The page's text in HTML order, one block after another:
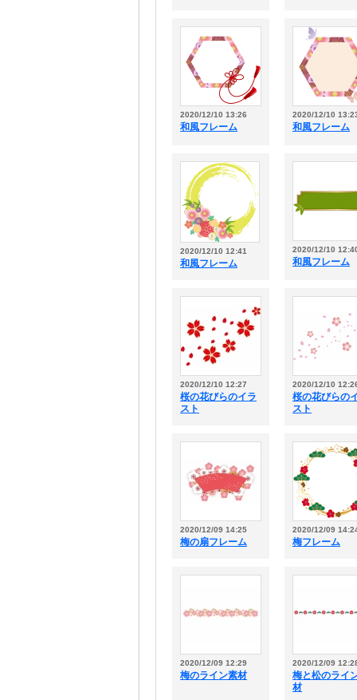
2020/12/10 13:26
和風フレーム
2020/12/10
和風フレーム
2020/12/10 12:41
和風フレーム
2020/12/10
和風フレーム
2020/12/10 12:27
桜の花びらのイラ
スト
2020/12/10
桜の花びらの
スト
2020/12/09 14:25
梅の扇フレーム
2020/12/09
梅フレーム
2020/12/09 12:29
梅のライン素材
2020/12/09
梅と松のライ
材